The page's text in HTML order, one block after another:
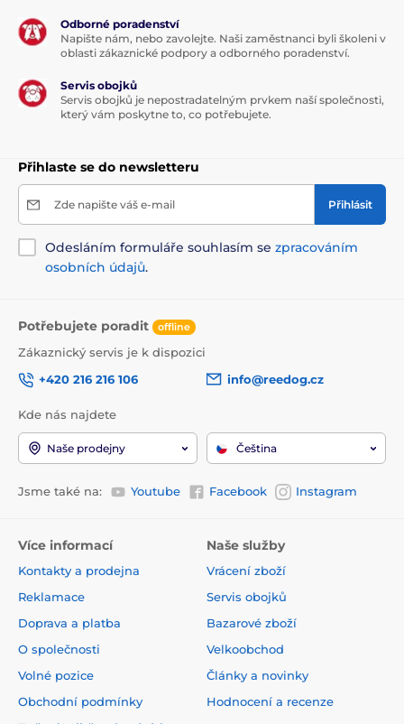
Odborné poradenství
Napište nám, nebo zavolejte. Naši zaměstnanci byli školeni v
oblasti zákaznické podpory a odborného poradenství.
Servis obojků
Servis obojků je nepostradatelným prvkem naší společnosti,
který vám poskytne to, co potřebujete.
Přihlaste se do newsletteru
Zde napište váš e-mail Přihlásit
Odesláním formuláře souhlasím se zpracováním
osobních údajů.
Potřebujete poradit offline
Zákaznický servis je k dispozici
+420 216 216 106
info@reedog.cz
Kde nás najdete
Naše prodejny Čeština
Jsme také na: Youtube Facebook Instagram
Více informací
Kontakty a prodejna
Reklamace
Doprava a platba
O společnosti
Volné pozice
Obchodní podmínky
Naše služby
Vrácení zboží
Servis obojků
Bazarové zboží
Velkoobchod
Články a novinky
Hodnocení a recenze